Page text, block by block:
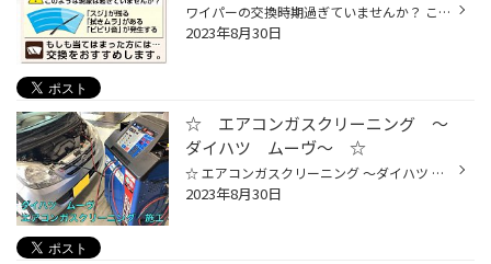
ワイパーの交換時期過ぎていませんか？ これからの季節、梅雨や台風の時に ワイパーが劣化していると、視界不良により 思わぬ事故に繋がってしまうこともあります！ 【目次】 1.ワイパーの交換時期 2.タイヤ館の安全点検 3.ご予約はWEBで簡単に！ 1.ワイパーの交換時期 ワイパーの交換目安は年に1回...
2023年8月30日
☆ エアコンガスクリーニング ～
ダイハツ ムーヴ～ ☆
☆ エアコンガスクリーニング ～ダイハツ ムーヴ～ ☆ 伊予鉄道 松山市駅から車で約11分、タイヤ館松山５６の濱田です！ 今回は、ダイハツムーヴにエアコンがスクリーニングを行いましたのでご紹介します。 お客様から、「エアコンを最低温度にしているのに、ぬるい風しか出ない。」 というご相談を受...
2023年8月30日